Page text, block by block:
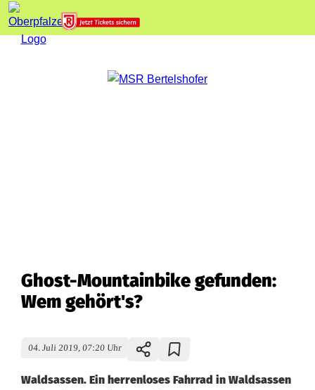
Ghost-Mountainbike gefunden:
Wem gehört's?
04. Juli 2019, 07:20 Uhr
Waldsassen. Ein herrenloses Fahrrad in Waldsassen